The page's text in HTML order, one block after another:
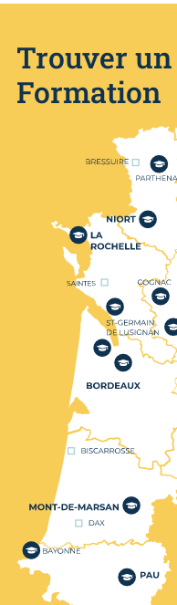
Trouver
Formation
Nos centres de